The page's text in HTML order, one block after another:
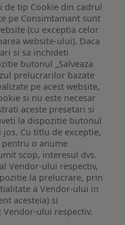
de tip Cookie din cadrul
pe Consimtamant sunt
(cu exceptia celor
website-ului). Daca
si sa inchideti
butonul „Salveaza
prelucrarilor bazate
pe acest website,
si nu este necesar
aceste presetari si
la dispozitie butonul
jos. Cu titlu de exceptie,
o anume
scop, interesul dvs.
Vendor-ului respectiv,
la prelucrare, prin
a Vendor-ului in
acesteia) si
ului respectiv.